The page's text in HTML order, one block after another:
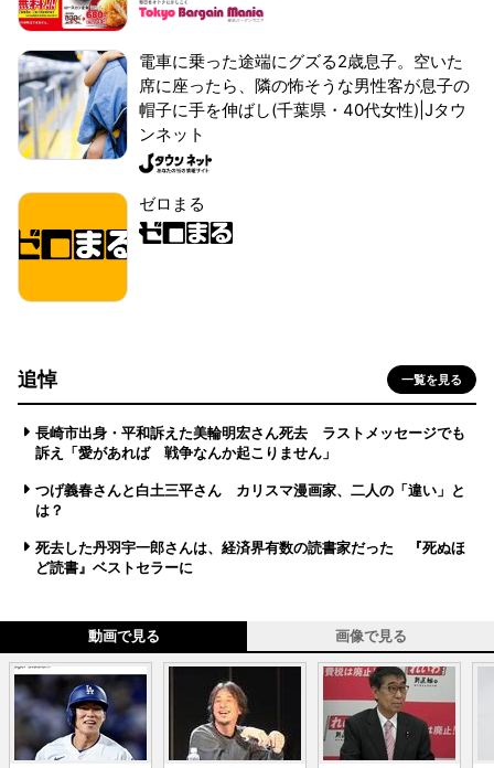
電車に乗った途端にグズる2歳息子。空いた
席に座ったら、隣の怖そうな男性客が息子の
帽子に手を伸ばし(千葉県・40代女性)|Jタウ
ンネット
ゼロまる
追悼 一覧を見る
長崎市出身・平和訴えた美輪明宏さん死去 ラストメッセージでも
訴え「愛があれば 戦争なんか起こりません」
つげ義春さんと白土三平さん カリスマ漫画家、二人の「違い」と
は？
死去した丹羽宇一郎さんは、経済界有数の読書家だった 『死ぬほ
ど読書』ベストセラーに
動画で見る 画像で見る